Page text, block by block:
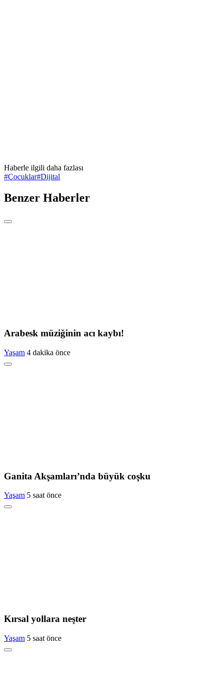
Haberle ilgili daha fazlası
#Çocuklar#Dijital
Benzer Haberler
Arabesk müziğinin acı kaybı!
Yaşam 4 dakika önce
Ganita Akşamları’nda büyük coşku
Yaşam 5 saat önce
Kırsal yollara neşter
Yaşam 5 saat önce